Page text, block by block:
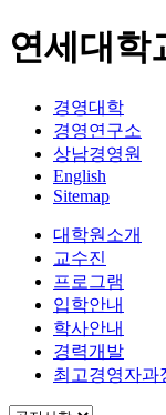
연세대학
경영대학
경영연구소
상남경영원
English
Sitemap
대학원소개
교수진
프로그램
입학안내
학사안내
경력개발
최고경영자과